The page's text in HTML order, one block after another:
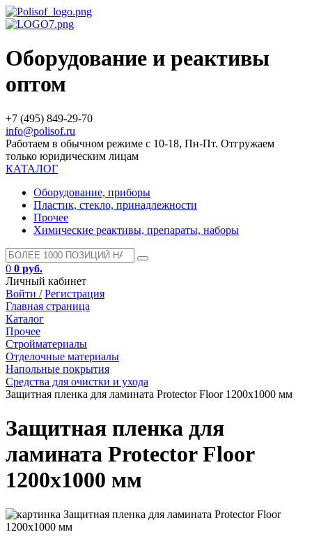
Оборудование и реактивы
оптом
+7 (495) 849-29-70
info@polisof.ru
Работаем в обычном режиме с 10-18, Пн-Пт. Отгружаем
только юридическим лицам
КАТАЛОГ
Оборудование, приборы
Пластик, стекло, принадлежности
Прочее
Химические реактивы, препараты, наборы
0 0 руб.
Личный кабинет
Войти / Регистрация
Главная страница
Каталог
Прочее
Стройматериалы
Отделочные материалы
Напольные покрытия
Средства для очистки и ухода
Защитная пленка для ламината Protector Floor 1200х1000 мм
Защитная пленка для
ламината Protector Floor
1200х1000 мм